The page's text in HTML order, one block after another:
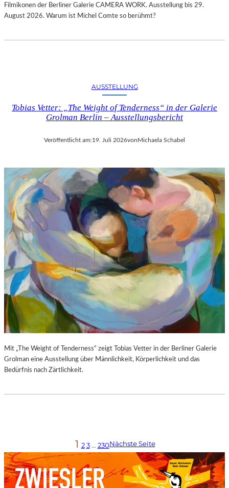
Filmikonen der Berliner Galerie CAMERA WORK. Ausstellung bis 29.
August 2026. Warum ist Michel Comte so berühmt?
AUSSTELLUNG
Tobias Vetter: „The Weight of Tenderness“ in der Galerie
Grolman Berlin – Ausstellungsbericht
Veröffentlicht am:19. Juli 2026vonMichaela Schabel
Mit „The Weight of Tenderness“ zeigt Tobias Vetter in der Berliner Galerie
Grolman eine Ausstellung über Männlichkeit, Körperlichkeit und das
Bedürfnis nach Zärtlichkeit.
1 2 3 … 230Nächste Seite